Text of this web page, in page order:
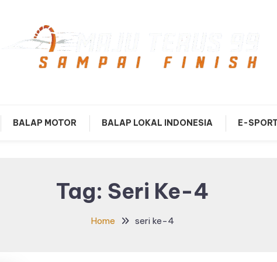
Maju Terus99
BALAP MOTOR BALAP LOKAL INDONESIA E-
Tag: Seri Ke-4
Home seri ke-4